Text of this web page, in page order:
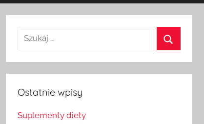
Szukaj
Ostatnie wpisy
Suplementy diety